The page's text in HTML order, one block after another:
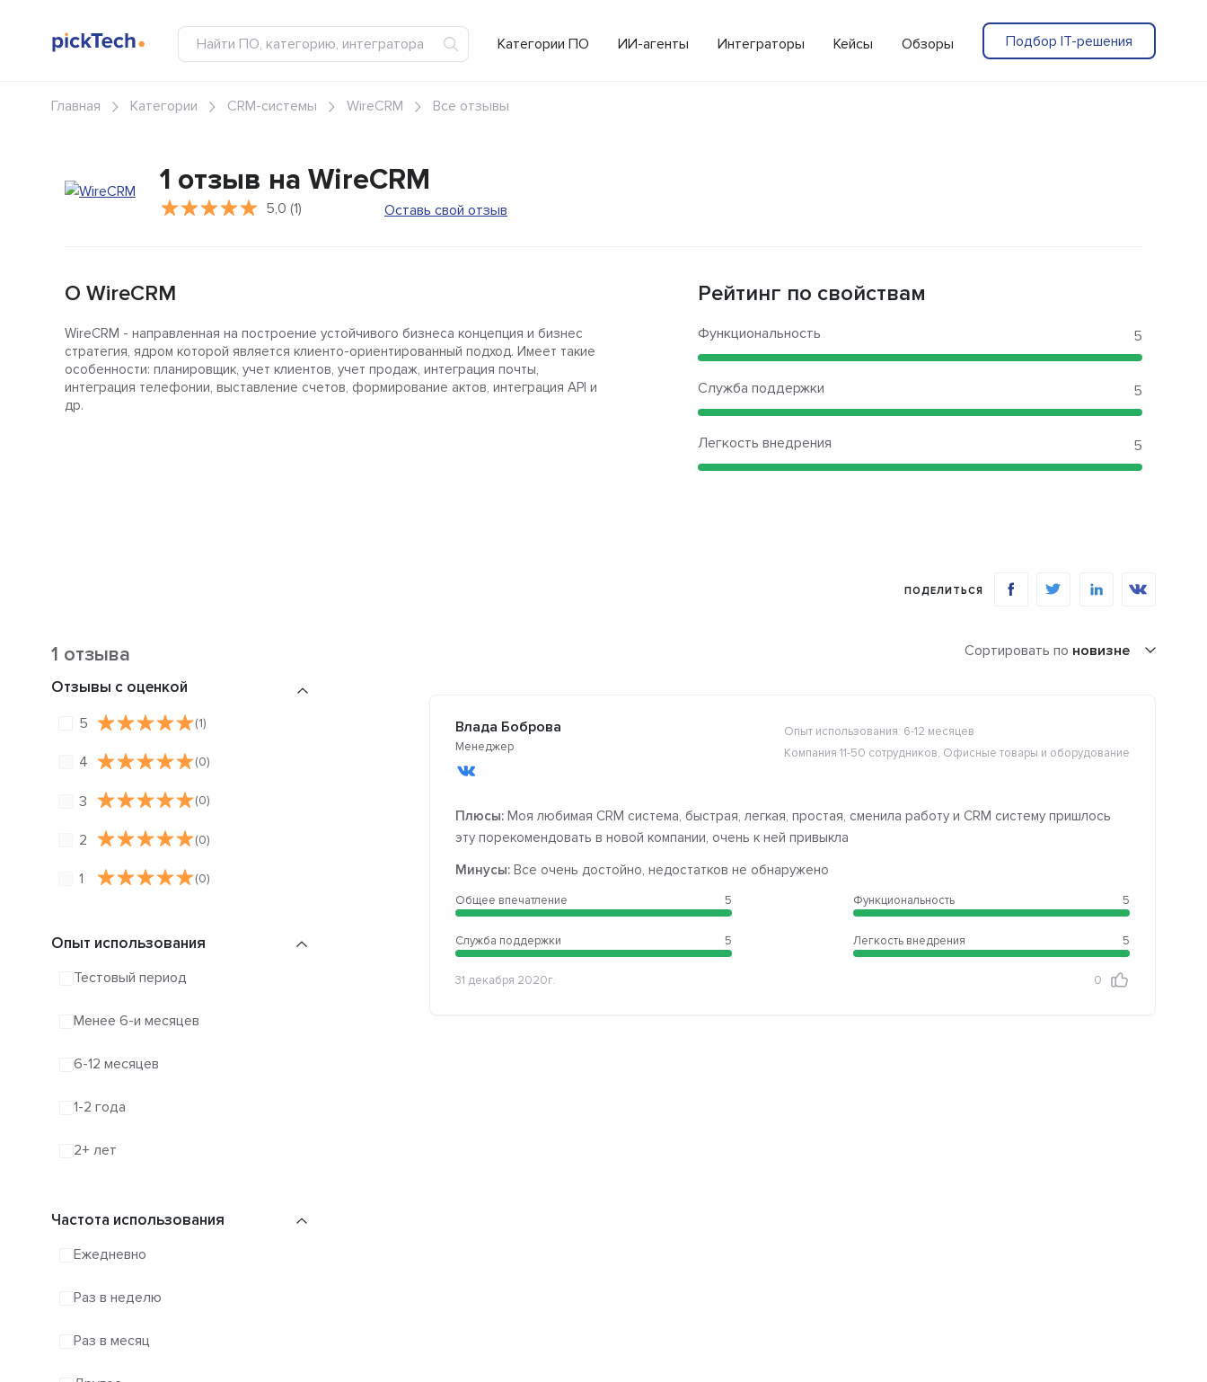
Категории ПО ИИ-агенты Интеграторы Кейсы Обзоры Подбор IT-решения
Главная Категории CRM-системы WireCRM Все отзывы
1 отзыв на WireCRM
5,0 (1) Оставь свой отзыв
О WireCRM
WireCRM - направленная на построение устойчивого бизнеса концепция и бизнес
стратегия, ядром которой является клиенто-ориентированный подход. Имеет такие
особенности: планировщик, учет клиентов, учет продаж, интеграция почты,
интеграция телефонии, выставление счетов, формирование актов, интеграция API и
др.
Рейтинг по свойствам
Функциональность 5
Служба поддержки 5
Легкость внедрения 5
ПОДЕЛИТЬСЯ
1 отзыва Сортировать по новизне
Отзывы с оценкой
5 (1)
4 (0)
3 (0)
2 (0)
1 (0)
Опыт использования
Тестовый период
Менее 6-и месяцев
6-12 месяцев
1-2 года
2+ лет
Частота использования
Ежедневно
Раз в неделю
Раз в месяц
Влада Боброва
Менеджер
Опыт использования: 6-12 месяцев
Компания 11-50 сотрудников, Офисные товары и оборудование
Плюсы: Моя любимая CRM система, быстрая, легкая, простая, сменила работу и CRM систему пришлось
эту порекомендовать в новой компании, очень к ней привыкла
Минусы: Все очень достойно, недостатков не обнаружено
Общее впечатление 5
Служба поддержки 5
Функциональность 5
Легкость внедрения 5
31 декабря 2020г. 0